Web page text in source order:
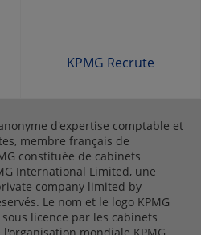
KPMG Recrute
d'expertise comptable et
membre français de
constituée de cabinets
International Limited, une
company limited by
Le nom et le logo KPMG
licence par les cabinets